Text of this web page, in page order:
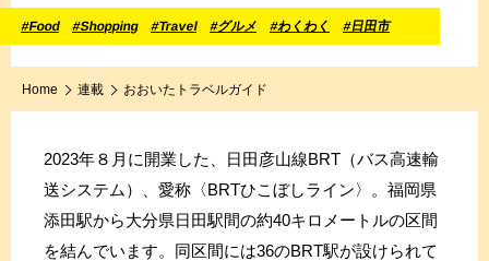
#Food #Shopping #Travel #グルメ #わくわく #日田市
Home 連載 おおいたトラベルガイド
2023年８月に開業した、日田彦山線BRT（バス高速輸
送システム）、愛称〈BRTひこぼしライン〉。福岡県
添田駅から大分県日田駅間の約40キロメートルの区間
を結んでいます。同区間には36のBRT駅が設けられて